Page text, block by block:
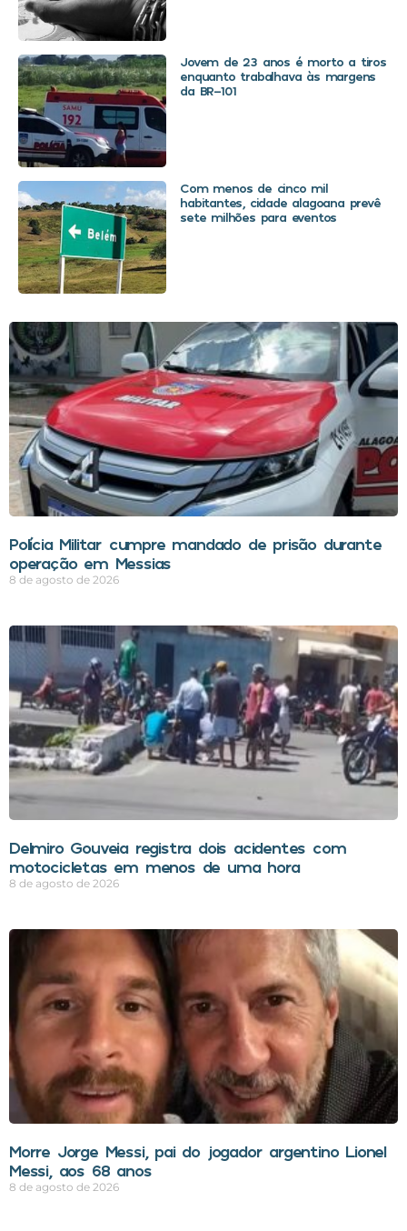
Jovem de 23 anos é morto a tiros
enquanto trabalhava às margens
da BR-101
Com menos de cinco mil
habitantes, cidade alagoana prevê
sete milhões para eventos
Polícia Militar cumpre mandado de prisão durante
operação em Messias
8 de agosto de 2026
Delmiro Gouveia registra dois acidentes com
motocicletas em menos de uma hora
8 de agosto de 2026
Morre Jorge Messi, pai do jogador argentino Lionel
Messi, aos 68 anos
8 de agosto de 2026